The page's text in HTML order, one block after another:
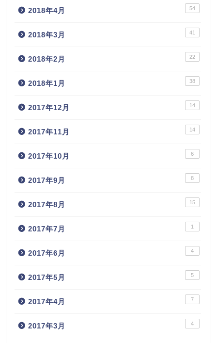
2018年4月 54
2018年3月 41
2018年2月 22
2018年1月 38
2017年12月 14
2017年11月 14
2017年10月 6
2017年9月 8
2017年8月 15
2017年7月 1
2017年6月 4
2017年5月 5
2017年4月 7
2017年3月 4